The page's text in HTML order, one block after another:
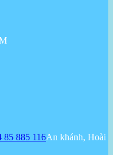
85 885 116An khánh, Hoài